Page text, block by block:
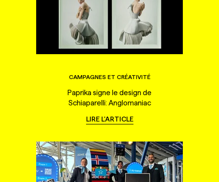
CAMPAGNES ET CRÉATIVITÉ
Paprika signe le design de
Schiaparelli: Anglomaniac
LIRE L'ARTICLE